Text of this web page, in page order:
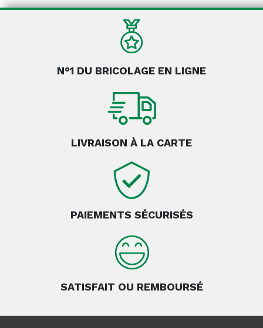
N°1 DU BRICOLAGE EN LIGNE
LIVRAISON À LA CARTE
PAIEMENTS SÉCURISÉS
SATISFAIT OU REMBOURSÉ